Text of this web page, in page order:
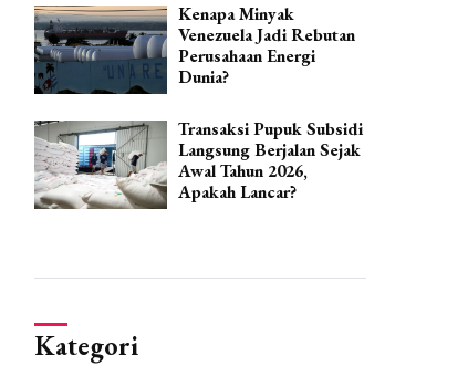
Kenapa Minyak
Venezuela Jadi Rebutan
Perusahaan Energi
Dunia?
Transaksi Pupuk Subsidi
Langsung Berjalan Sejak
Awal Tahun 2026,
Apakah Lancar?
Kategori